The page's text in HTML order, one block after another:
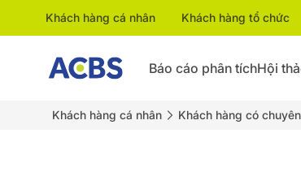
Khách hàng cá nhân Khách hàng tổ chức
Báo cáo phân tíchHội
Khách hàng cá nhân Khách hàng có